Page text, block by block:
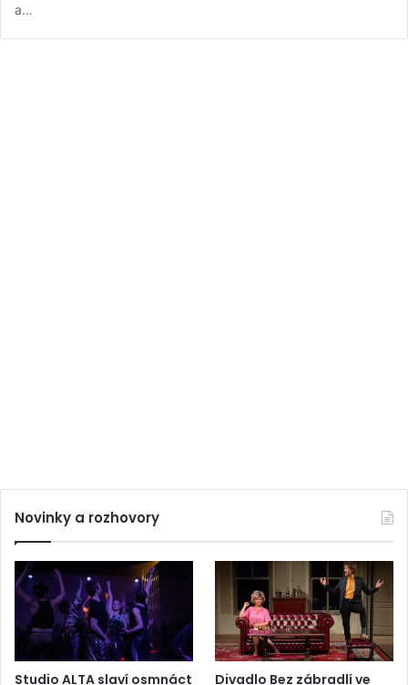
a…
Novinky a rozhovory
Studio ALTA slaví osmnáct Divadlo Bez zábradlí ve